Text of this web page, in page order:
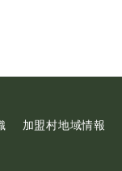
加盟村地域情報